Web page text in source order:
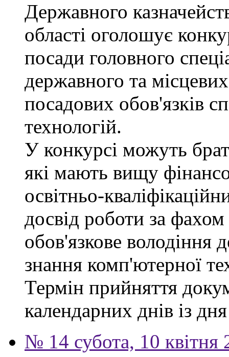
Державного
області оголошує
посади головного
державного та
посадових обов'язків
технологій.
У конкурсі можуть
які мають вищу
освітньо-
досвід роботи за
обов'язкове
знання комп'ютерної
Термін прийняття
календарних днів із
№ 14 субота, 10 квітня